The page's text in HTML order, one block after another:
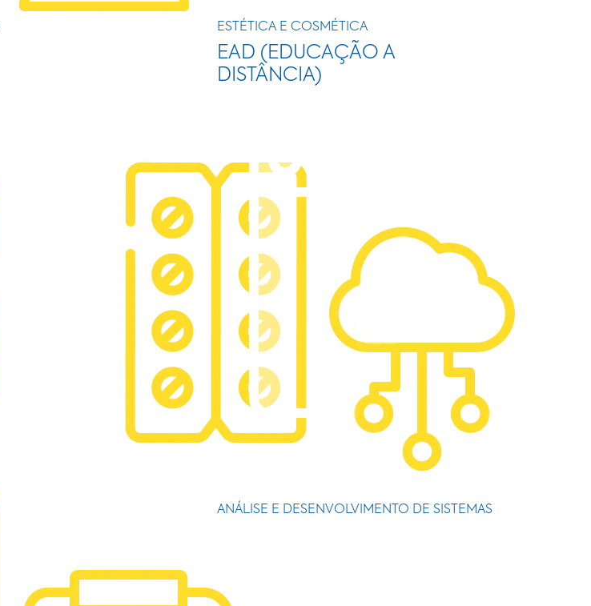
ESTÉTICA E COSMÉTICA
EAD (EDUCAÇÃO A
DISTÂNCIA)
ANÁLISE E DESENVOLVIMENTO DE SISTEMAS